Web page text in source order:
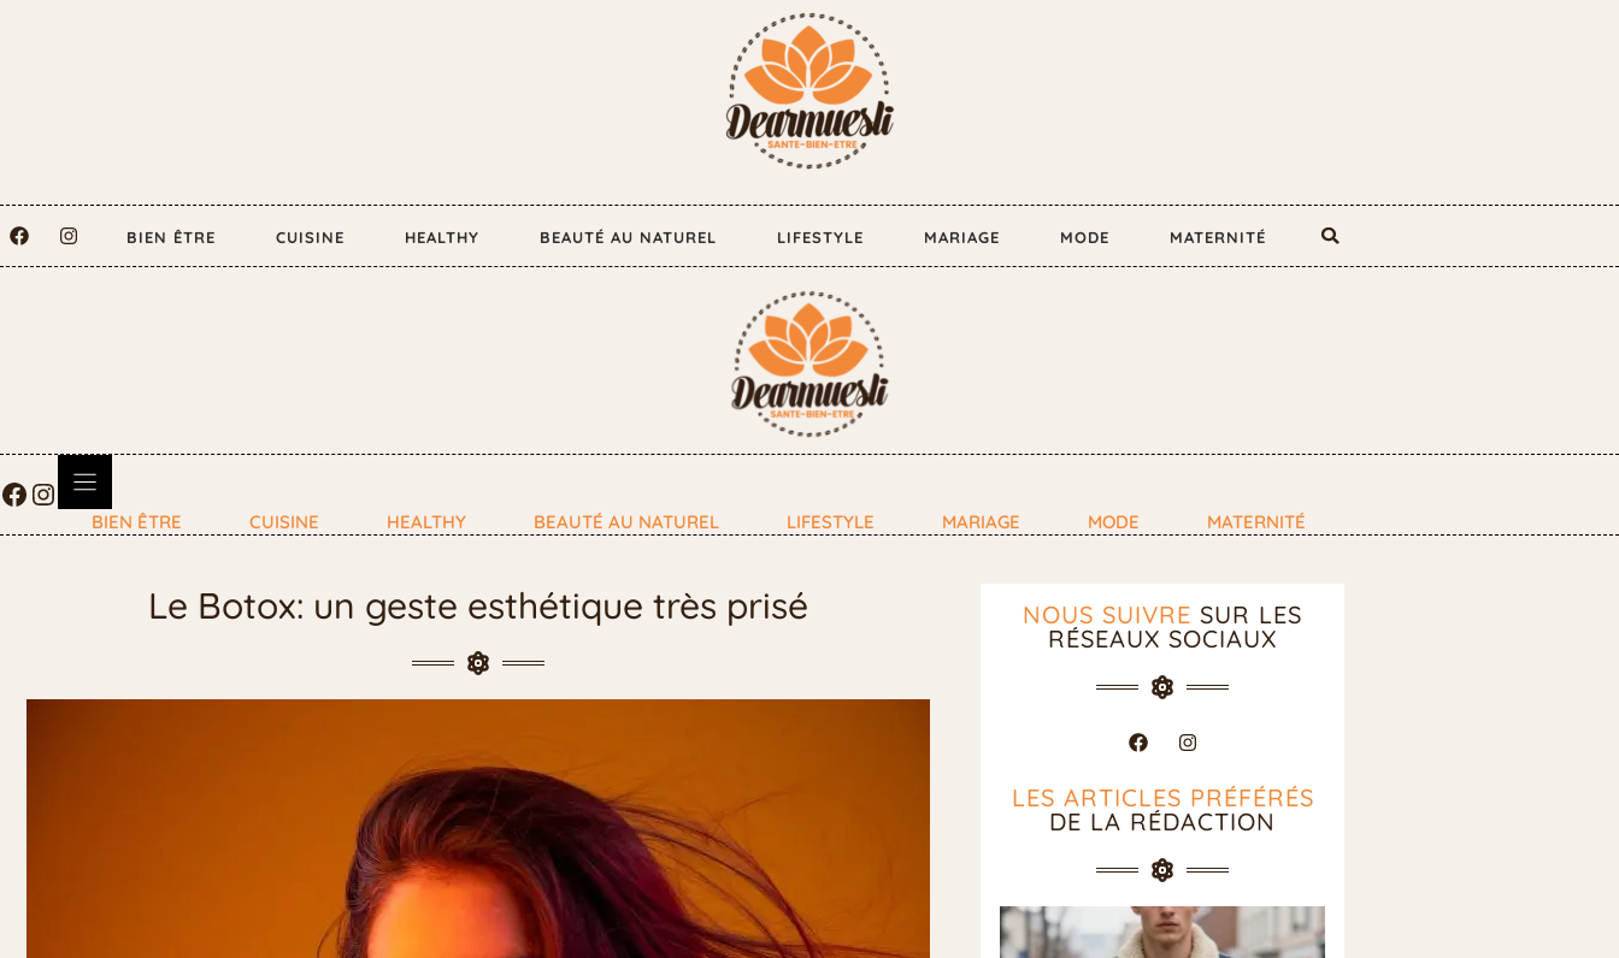
BIEN ÊTRE CUISINE HEALTHY BEAUTÉ AU NATUREL LIFESTYLE MARIAGE MODE MATERNITÉ
BIEN ÊTRE CUISINE HEALTHY BEAUTÉ AU NATUREL LIFESTYLE MARIAGE MODE MATERNITÉ
Le Botox: un geste esthétique très prisé NOUS SUIVRE SUR LES
RÉSEAUX SOCIAUX
LES ARTICLES PRÉFÉRÉS
DE LA RÉDACTION